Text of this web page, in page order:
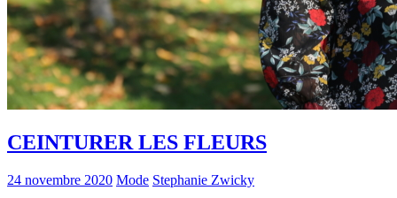
CEINTURER LES FLEURS
24 novembre 2020 Mode Stephanie Zwicky